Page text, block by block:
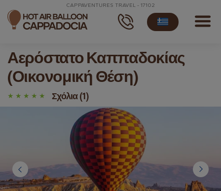
CAPPAVENTURES TRAVEL - 17102
Αερόστατο Καππαδοκίας
(Οικονομική Θέση)
Σχόλια (1)